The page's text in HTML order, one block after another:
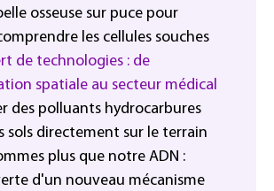
osseuse sur puce pour
les cellules souches
de technologies : de
spatiale au secteur médical
des polluants hydrocarbures
sols directement sur le terrain
plus que notre ADN :
d'un nouveau mécanisme